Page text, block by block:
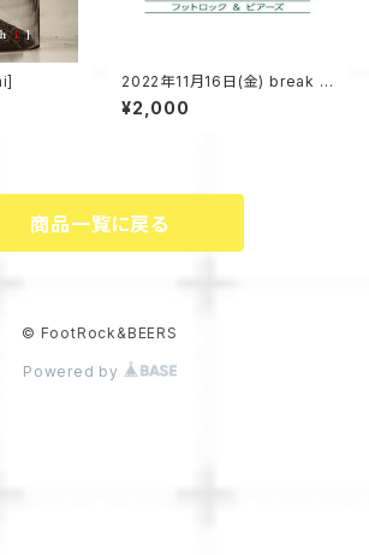
2022年11月16日(金) break lo
¥2,000
商品一覧に戻る
© FootRock&BEERS
Powered by